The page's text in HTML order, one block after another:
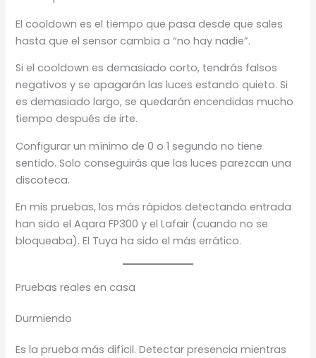
El cooldown es el tiempo que pasa desde que sales
hasta que el sensor cambia a “no hay nadie”.
Si el cooldown es demasiado corto, tendrás falsos
negativos y se apagarán las luces estando quieto. Si
es demasiado largo, se quedarán encendidas mucho
tiempo después de irte.
Configurar un mínimo de 0 o 1 segundo no tiene
sentido. Solo conseguirás que las luces parezcan una
discoteca.
En mis pruebas, los más rápidos detectando entrada
han sido el Aqara FP300 y el Lafair (cuando no se
bloqueaba). El Tuya ha sido el más errático.
Pruebas reales en casa
Durmiendo
Es la prueba más difícil. Detectar presencia mientras